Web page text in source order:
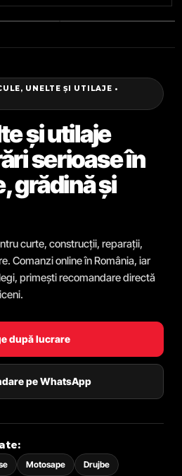
UNELTE ȘI UTILAJE •
și utilaje
serioase în
grădină și
curte, construcții, reparații,
Comanzi online în România, iar
primești recomandare directă
după lucrare
pe WhatsApp
Motosape Drujbe